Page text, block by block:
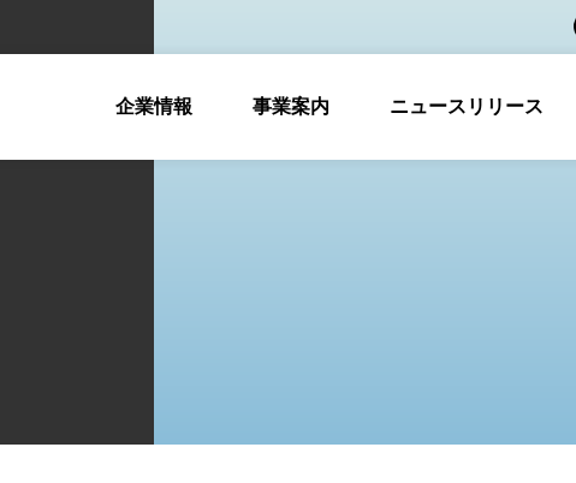
企業情報 事業案内 ニュースリリース